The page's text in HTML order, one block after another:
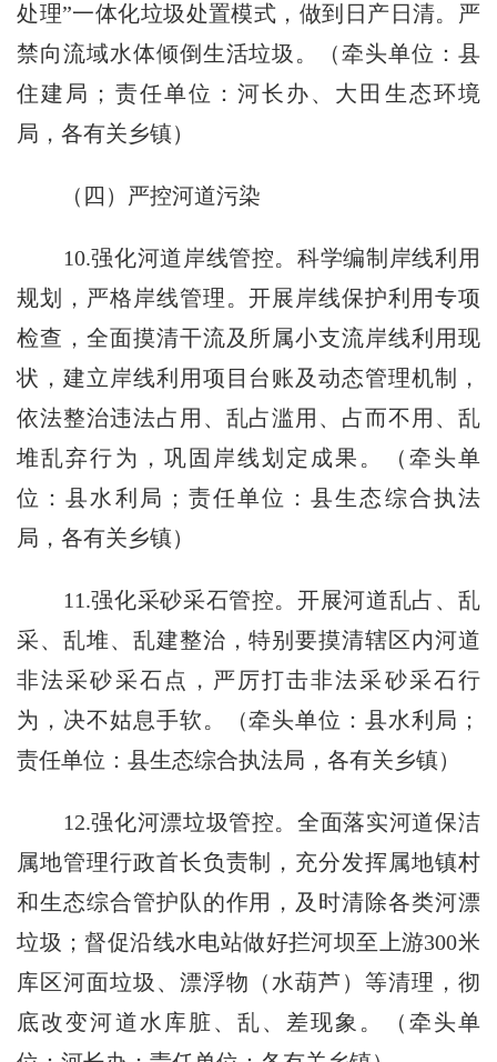
处理”一体化垃圾处置模式，做到日产日清。严
禁向流域水体倾倒生活垃圾。（牵头单位：县
住建局；责任单位：河长办、大田生态环境
局，各有关乡镇）
（四）严控河道污染
10.强化河道岸线管控。科学编制岸线利用
规划，严格岸线管理。开展岸线保护利用专项
检查，全面摸清干流及所属小支流岸线利用现
状，建立岸线利用项目台账及动态管理机制，
依法整治违法占用、乱占滥用、占而不用、乱
堆乱弃行为，巩固岸线划定成果。（牵头单
位：县水利局；责任单位：县生态综合执法
局，各有关乡镇）
11.强化采砂采石管控。开展河道乱占、乱
采、乱堆、乱建整治，特别要摸清辖区内河道
非法采砂采石点，严厉打击非法采砂采石行
为，决不姑息手软。（牵头单位：县水利局；
责任单位：县生态综合执法局，各有关乡镇）
12.强化河漂垃圾管控。全面落实河道保洁
属地管理行政首长负责制，充分发挥属地镇村
和生态综合管护队的作用，及时清除各类河漂
垃圾；督促沿线水电站做好拦河坝至上游300米
库区河面垃圾、漂浮物（水葫芦）等清理，彻
底改变河道水库脏、乱、差现象。（牵头单